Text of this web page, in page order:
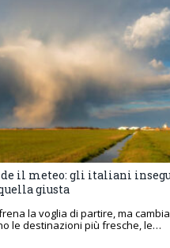
il meteo: gli italiani
giusta
la voglia di partire, ma
le destinazioni più fresche, le…